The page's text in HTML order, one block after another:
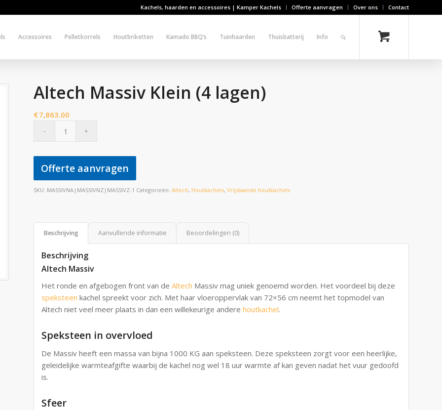
Kachels, haarden en accessoires | Kamper Kachels Offerte aanvragen Over ons Contact
Accessoires Pelletkorrels Houtbriketten Kamado BBQ’s Tuinhaarden Thuisbatterij Info
Altech Massiv Klein (4 lagen)
€7,863.00
Offerte aanvragen
SKU: MASSIVNA|MASSIVNZ|MASSIVZ-1 Categorieën:Altech, Houtkachels,Vrijstaande houtkachels
Beschrijving Aanvullende informatie Beoordelingen (0)
Beschrijving
Altech Massiv
Het ronde en afgebogen front van deAltech Massiv mag uniek genoemd worden. Het voordeel bij deze
speksteen kachel spreekt voor zich. Met haar vloeroppervlak van 72×56 cm neemt het topmodel van
Altech niet veel meer plaats in dan een willekeurige anderehoutkachel.
Speksteen in overvloed
De Massiv heeft een massa van bijna 1000 KG aan speksteen. Deze speksteen zorgt voor een heerlijke,
geleidelijke warmteafgifte waarbij de kachel nog wel 18 uur warmte af kan geven nadat het vuur gedoofd
is.
Sfeer